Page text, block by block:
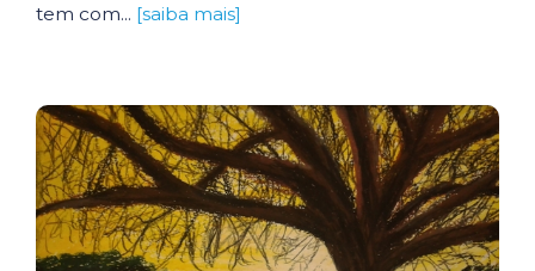
tem com... [saiba mais]